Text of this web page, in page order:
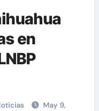
en
May 9,